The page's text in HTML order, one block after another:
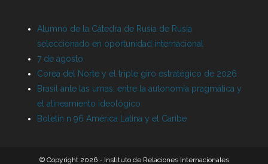
Alumno de la Cátedra de Rusia de Rusia
seleccionado en oportunidad internacional
7 de agosto
Corea del Norte y el triple giro estratégico de 2026
Brasil ante las urnas: entre la autonomía pragmática y
el alineamiento ideológico
Boletín n 96 América Latina y el Caribe
© Copyright 2026 - Instituto de Relaciones Internacionales